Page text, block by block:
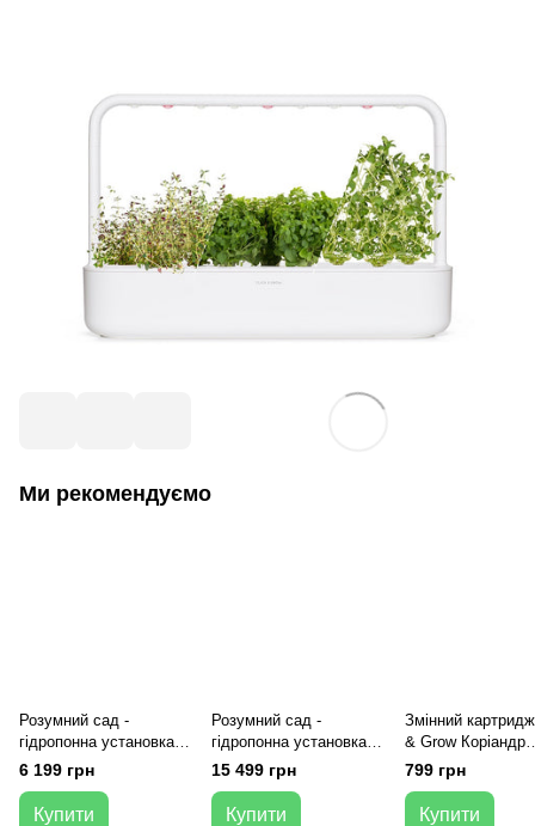
Ми рекомендуємо
Розумний сад -
гідропонна установка
для рослин, Smart
Garden 3, білий
6 199 грн
Купити
Розумний сад -
гідропонна установка
для рослин, Smart
Garden 9, білий
15 499 грн
Купити
Змінний
& Grow Коріандр
(Cilantro/
капсули
799 грн
Купити